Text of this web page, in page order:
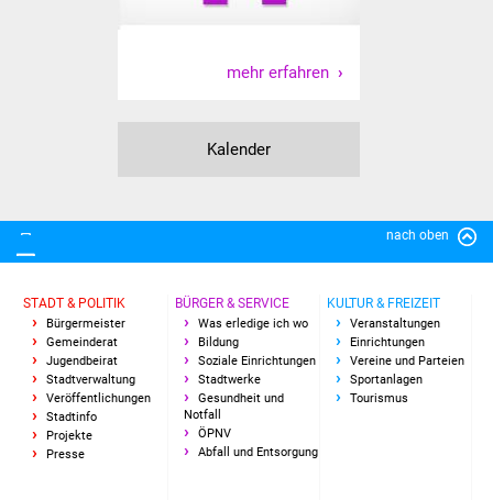
Stadtbücherei
Bürgerhaus
Vereine und Parteien
Selbsteintrag Vereine
mehr erfahren
Kalender
nach oben
STADT & POLITIK
Bürgermeister
Gemeinderat
Jugendbeirat
Stadtverwaltung
Veröffentlichungen
Stadtinfo
Projekte
Presse
BÜRGER & SERVICE
Was erledige ich wo
Bildung
Soziale Einrichtungen
Stadtwerke
Gesundheit und
Notfall
ÖPNV
Abfall und Entsorgung
KULTUR & FREIZEIT
Veranstaltungen
Einrichtungen
Vereine und Parteien
Sportanlagen
Tourismus